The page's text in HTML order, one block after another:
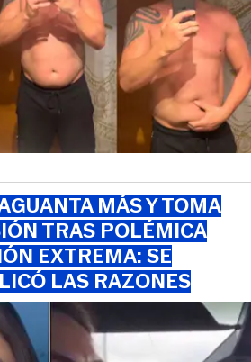
MÁS Y TOMA
TRAS POLÉMICA
EXTREMA: SE
LAS RAZONES